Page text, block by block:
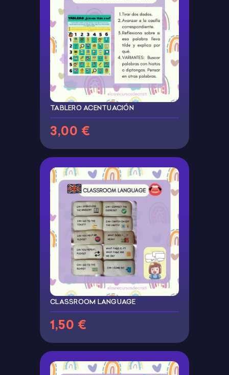
TABLERO ACENTUACIÓN
3,00 €
CLASSROOM LANGUAGE
1,50 €